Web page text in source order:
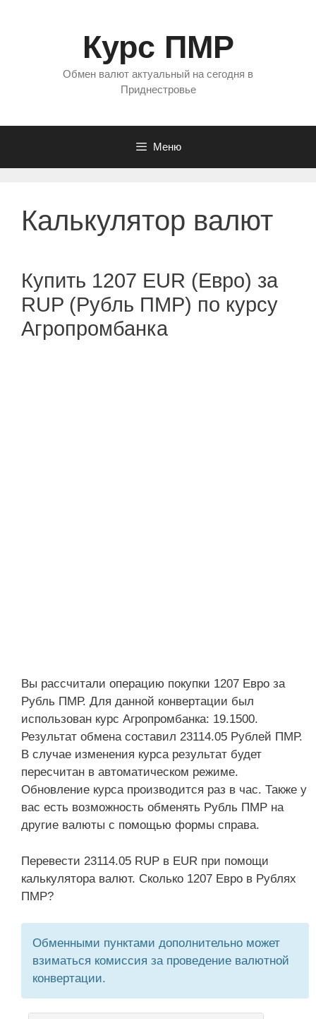
Курс ПМР
Обмен валют актуальный на сегодня в
Приднестровье
Меню
Калькулятор валют
Купить 1207 EUR (Евро) за
RUP (Рубль ПМР) по курсу
Агропромбанка
Вы рассчитали операцию покупки 1207 Евро за
Рубль ПМР. Для данной конвертации был
использован курс Агропромбанка: 19.1500.
Результат обмена составил 23114.05 Рублей ПМР.
В случае изменения курса результат будет
пересчитан в автоматическом режиме.
Обновление курса производится раз в час. Также у
вас есть возможность обменять Рубль ПМР на
другие валюты с помощью формы справа.
Перевести 23114.05 RUP в EUR при помощи
калькулятора валют. Сколько 1207 Евро в Рублях
ПМР?
Обменными пунктами дополнительно может
взиматься комиссия за проведение валютной
конвертации.